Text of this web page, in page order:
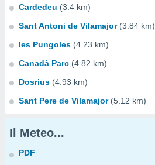
Cardedeu (3.4 km)
Sant Antoni de Vilamajor (3.84 km)
les Pungoles (4.23 km)
Canadà Parc (4.82 km)
Dosrius (4.93 km)
Sant Pere de Vilamajor (5.12 km)
Il Meteo...
PDF